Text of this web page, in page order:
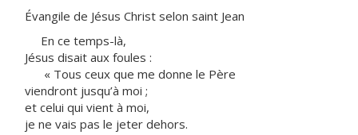
Évangile de Jésus Christ selon saint Jean
En ce temps-là,
Jésus disait aux foules :
« Tous ceux que me donne le Père
viendront jusqu’à moi ;
et celui qui vient à moi,
je ne vais pas le jeter dehors.